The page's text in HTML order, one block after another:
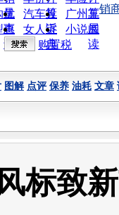
量
算
算
优
惠
汽车投
诉
广州车
展
查
询
女人宝
典
小说阅
读
销
购置税
图解 点评 保养 油耗 文章
标致